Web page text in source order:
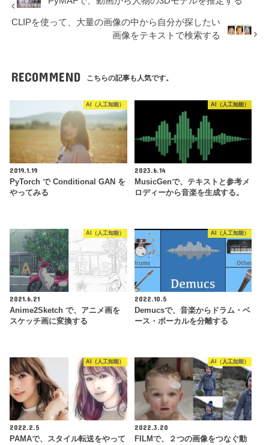
CLIPを使って、大量の画像の中から自分が探したい
画像をテキストで検索する
RECOMMEND こちらの記事も人気です。
AI（人工知能）
2019.1.19
PyTorch で Conditional GAN を
やってみる
AI（人工知能）
2023.6.14
MusicGenで、テキストと参考メ
ロディーから音楽を生成する。
AI（人工知能）
2021.6.21
Anime2Sketch で、アニメ画を
スケッチ画に変換する
AI（人工知能）
2022.10.5
Demucsで、音楽からドラム・ベ
ース・ボーカルを分離する
AI（人工知能）
2022.2.5
PAMAで、スタイル転送をやって
AI（人工知能）
2022.3.20
FILMで、２つの画像をつなぐ動